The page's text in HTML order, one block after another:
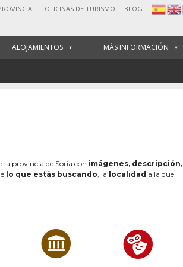
OFICINAS DE TURISMO BLOG
ALOJAMIENTOS MÁS INFORMACIÓN
la provincia de Soria con imágenes, descripción,
lo que estás buscando, la localidad a la que